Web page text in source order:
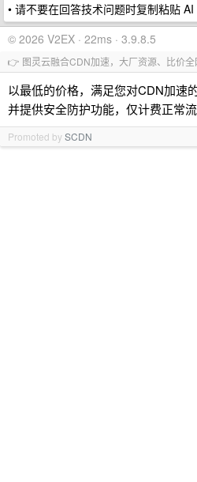
• 请不要在回答技术问题时复制粘贴
© 2026 V2EX · 22ms · 3.9.8.5
👉 图灵云融合CDN加速，大厂资源、比价全
以最低的价格，满足您对CDN加速
并提供安全防护功能，仅计费正常
Promoted bySCDN